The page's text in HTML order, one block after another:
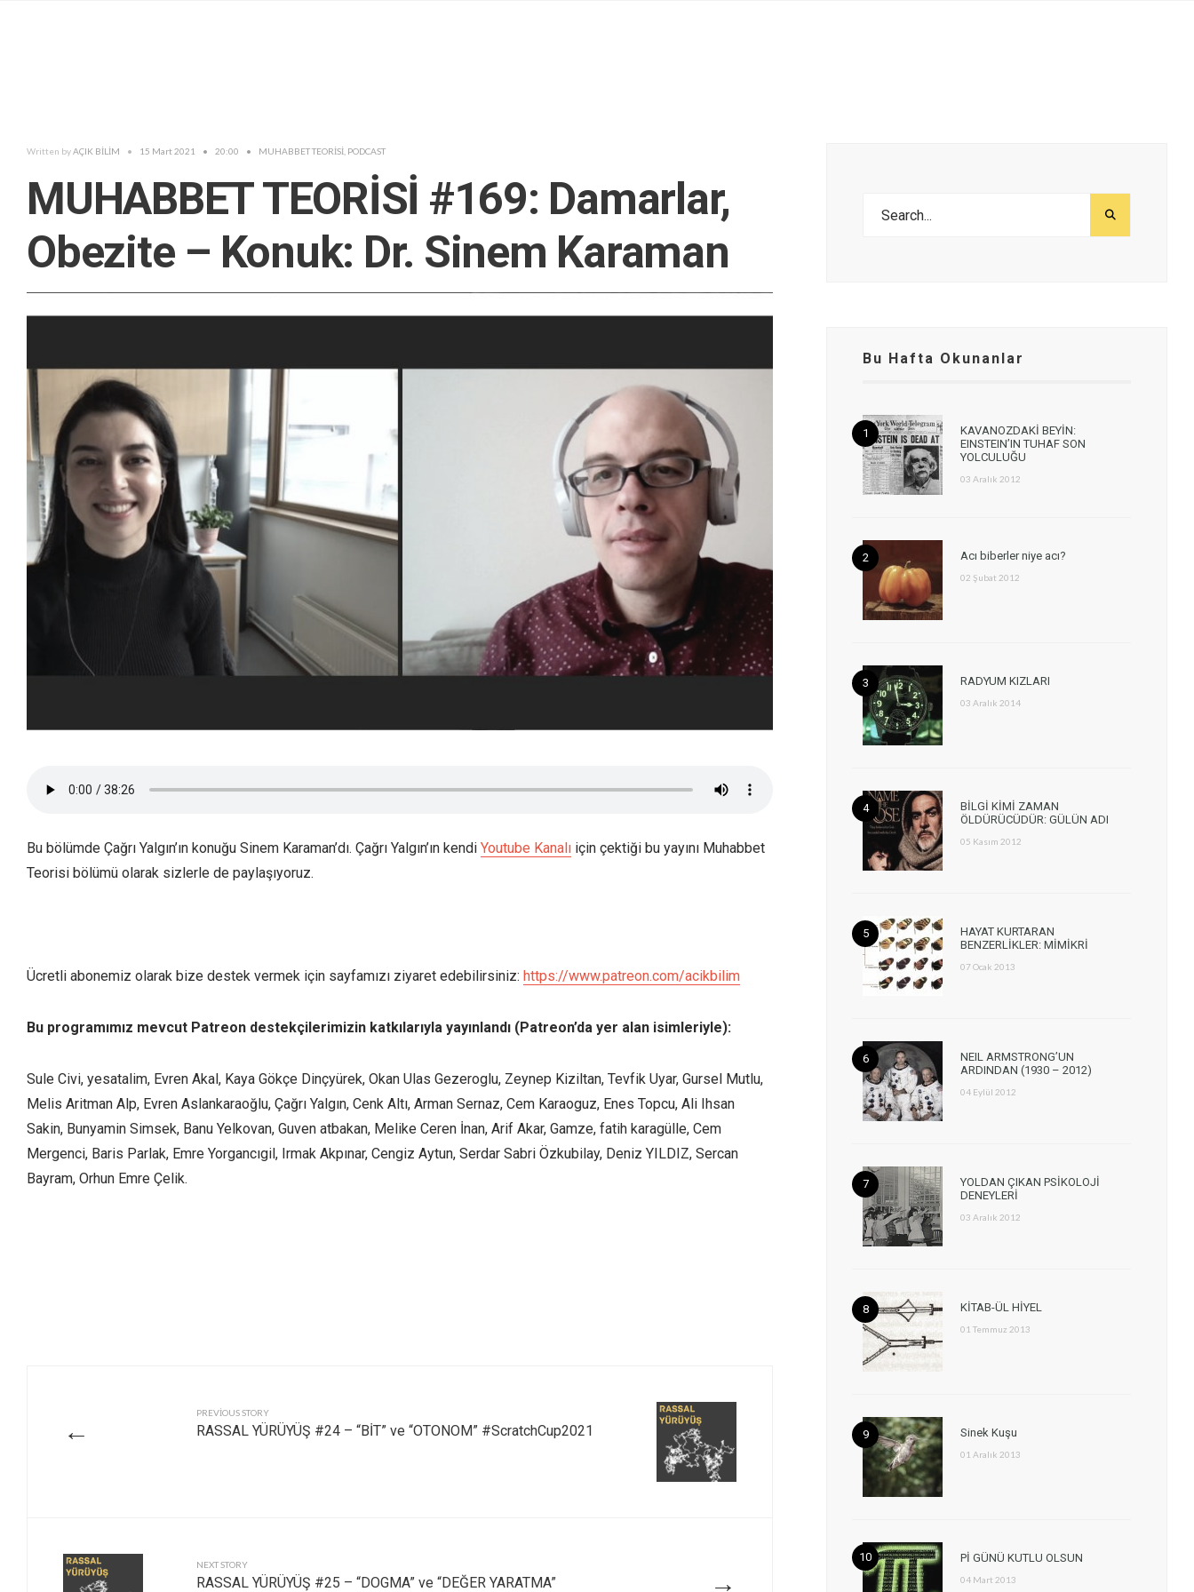
Written byAÇIK BİLİM • 15 Mart 2021 • 20:00 • MUHABBET TEORİSİ PODCAST
MUHABBET TEORİSİ #169: Damarlar,
Obezite – Konuk: Dr. Sinem Karaman
Bu bölümde Çağrı Yalgın’ın konuğu Sinem Karaman’dı. Çağrı Yalgın’ın kendi Youtube Kanalı için çektiği bu yayını Muhabbet
Teorisi bölümü olarak sizlerle de paylaşıyoruz.
Ücretli abonemiz olarak bize destek vermek için sayfamızı ziyaret edebilirsiniz: https://www.patreon.com/acikbilim
Bu programımız mevcut Patreon destekçilerimizin katkılarıyla yayınlandı (Patreon’da yer alan isimleriyle):
Sule Civi, yesatalim, Evren Akal, Kaya Gökçe Dinçyürek, Okan Ulas Gezeroglu, Zeynep Kiziltan, Tevfik Uyar, Gursel Mutlu,
Melis Aritman Alp, Evren Aslankaraoğlu, Çağrı Yalgın, Cenk Altı, Arman Sernaz, Cem Karaoguz, Enes Topcu, Ali Ihsan
Sakin, Bunyamin Simsek, Banu Yelkovan, Guven atbakan, Melike Ceren İnan, Arif Akar, Gamze, fatih karagülle, Cem
Mergenci, Baris Parlak, Emre Yorgancıgil, Irmak Akpınar, Cengiz Aytun, Serdar Sabri Özkubilay, Deniz YILDIZ, Sercan
Bayram, Orhun Emre Çelik.
←
PREVIOUS STORY
RASSAL YÜRÜYÜŞ #24 – “BİT” ve “OTONOM” #ScratchCup2021
→
NEXT STORY
RASSAL YÜRÜYÜŞ #25 – “DOGMA” ve “DEĞER YARATMA”
Bu Hafta Okunanlar
KAVANOZDAKİ BEYİN:
EINSTEIN’IN TUHAF SON
YOLCULUĞU
03 Aralık 2012
Acı biberler niye acı?
02 Şubat 2012
RADYUM KIZLARI
03 Aralık 2014
BİLGİ KİMİ ZAMAN
ÖLDÜRÜCÜDÜR: GÜLÜN ADI
05 Kasım 2012
HAYAT KURTARAN
BENZERLİKLER: MİMİKRİ
07 Ocak 2013
NEIL ARMSTRONG’UN
ARDINDAN (1930 – 2012)
04 Eylül 2012
YOLDAN ÇIKAN PSİKOLOJİ
DENEYLERİ
03 Aralık 2012
KİTAB-ÜL HİYEL
01 Temmuz 2013
Sinek Kuşu
01 Aralık 2013
Pİ GÜNÜ KUTLU OLSUN
04 Mart 2013